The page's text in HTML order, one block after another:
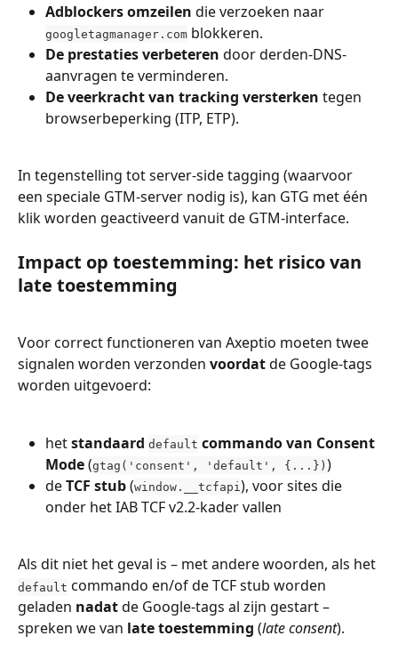
Adblockers omzeilen die verzoeken naar
googletagmanager.com blokkeren.
De prestaties verbeteren door derden-DNS-
aanvragen te verminderen.
De veerkracht van tracking versterken tegen
browserbeperking (ITP, ETP).
In tegenstelling tot server-side tagging (waarvoor
een speciale GTM-server nodig is), kan GTG met één
klik worden geactiveerd vanuit de GTM-interface.
Impact op toestemming: het risico van
late toestemming
Voor correct functioneren van Axeptio moeten twee
signalen worden verzonden voordat de Google-tags
worden uitgevoerd:
het standaard default commando van Consent
Mode (gtag('consent', 'default', {...}) )
de TCF stub (window.__tcfapi ), voor sites die
onder het IAB TCF v2.2-kader vallen
Als dit niet het geval is – met andere woorden, als het
default commando en/of de TCF stub worden
geladen nadat de Google-tags al zijn gestart –
spreken we van late toestemming (late consent).